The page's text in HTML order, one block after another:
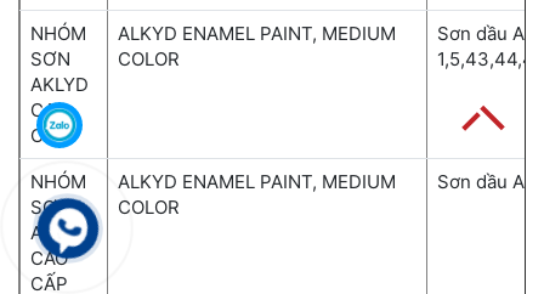
NHÓM
SƠN
AKLYD
CAO
CẤP
ALKYD ENAMEL PAINT, MEDIUM
COLOR
Sơn dầu
NHÓM
SƠN
AKLYD
CAO
CẤP
ALKYD ENAMEL PAINT, MEDIUM
COLOR
Sơn dầu